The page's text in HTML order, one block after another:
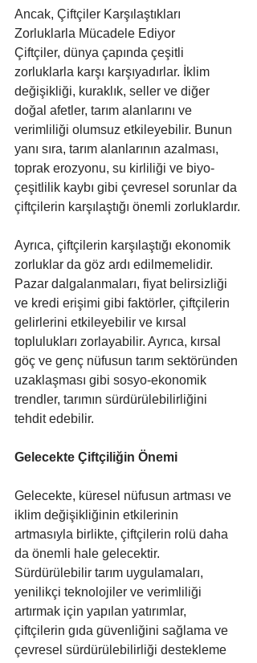
Ancak, Çiftçiler Karşılaştıkları
Zorluklarla Mücadele Ediyor
Çiftçiler, dünya çapında çeşitli
zorluklarla karşı karşıyadırlar. İklim
değişikliği, kuraklık, seller ve diğer
doğal afetler, tarım alanlarını ve
verimliliği olumsuz etkileyebilir. Bunun
yanı sıra, tarım alanlarının azalması,
toprak erozyonu, su kirliliği ve biyo-
çeşitlilik kaybı gibi çevresel sorunlar da
çiftçilerin karşılaştığı önemli zorluklardır.
Ayrıca, çiftçilerin karşılaştığı ekonomik
zorluklar da göz ardı edilmemelidir.
Pazar dalgalanmaları, fiyat belirsizliği
ve kredi erişimi gibi faktörler, çiftçilerin
gelirlerini etkileyebilir ve kırsal
toplulukları zorlayabilir. Ayrıca, kırsal
göç ve genç nüfusun tarım sektöründen
uzaklaşması gibi sosyo-ekonomik
trendler, tarımın sürdürülebilirliğini
tehdit edebilir.
Gelecekte Çiftçiliğin Önemi
Gelecekte, küresel nüfusun artması ve
iklim değişikliğinin etkilerinin
artmasıyla birlikte, çiftçilerin rolü daha
da önemli hale gelecektir.
Sürdürülebilir tarım uygulamaları,
yenilikçi teknolojiler ve verimliliği
artırmak için yapılan yatırımlar,
çiftçilerin gıda güvenliğini sağlama ve
çevresel sürdürülebilirliği destekleme